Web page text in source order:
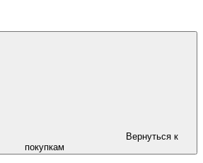
Вернуться к
покупкам